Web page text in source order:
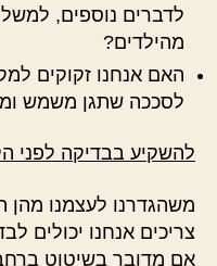
לדברים נוספים,
מהילדים?
האם אנחנו זקוקים
לסככה שתגן משמש
להשקיע בבדיקה לפני
משהגדרנו לעצמנו מהן
צריכים אנחנו יכולים
אם מדובר בשיטוט